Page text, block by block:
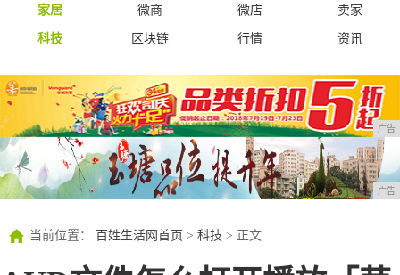
家居
微商 微店
卖家
科技
区块链 行情 资讯
广告
广告
当前位置： 百姓生活网首页 > 科技 > 正文